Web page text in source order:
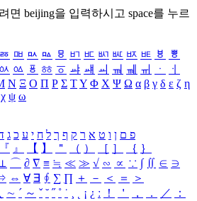
면 beijing을 입력하시고 space를 누르
ㅭ ㅮ ㅯ ㅰ ㅱ ㅲ ㅳ ㅴ ㅵ ㅶ ㅷ ㅸ
ㅹ
ㆂ ㆃ ㆄ ㆅ ㆆ ㆇ ㆈ ㆉ ㆊ ㆋ ㆌ ㆍ
ㆎ
Ν Ξ Ο Π Ρ Σ ΤΥ Φ Χ Ψ Ω α β γ δ ε ζ η
χ ψ ω
פ ם ן ו ט א ר ק ף ך ל ח י ע כ ג
『 』 【 】 ＂ （ ） ［ ］ ｛ ｝
⊥ ⌒ ∂ ∇ ≡ ≒ ≪ ≫ √ ∽ ∝ ∵ ∫ ∬ ∈ ∋
⇔ ∀ ∃ ∮ ∑ ∏ ＋ － ＜ ＝
＞
∼ ´ ～ ˇ ˘ ˝ ˚ ˙ ¸ ¡ ¿ ː ！ ＇ ， ． ／
：